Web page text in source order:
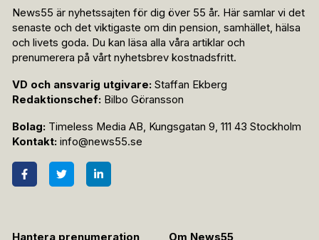
News55 är nyhetssajten för dig över 55 år. Här samlar vi det
senaste och det viktigaste om din pension, samhället, hälsa
och livets goda. Du kan läsa alla våra artiklar och
prenumerera på vårt nyhetsbrev kostnadsfritt.
VD och ansvarig utgivare: Staffan Ekberg
Redaktionschef: Bilbo Göransson
Bolag: Timeless Media AB, Kungsgatan 9, 111 43 Stockholm
Kontakt: info@news55.se
Hantera prenumeration Om News55